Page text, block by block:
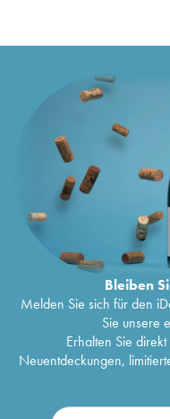
Rioja DOCa Gran
Rioja DOCa Gran
2005
Rioja DOCa Vina
2005
Rioja DOCa Vina
2005
Rioja DOCa Gran
2004
Rioja DOCa Vina
2004
Rioja DOCa Gran
2001
Rioja DOCa Vina
Bleiben
Melden Sie sich für den
Sie unsere
Erhalten Sie
Neuentdeckungen,